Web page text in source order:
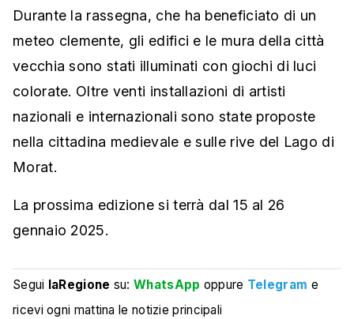
Durante la rassegna, che ha beneficiato di un
meteo clemente, gli edifici e le mura della città
vecchia sono stati illuminati con giochi di luci
colorate. Oltre venti installazioni di artisti
nazionali e internazionali sono state proposte
nella cittadina medievale e sulle rive del Lago di
Morat.
La prossima edizione si terrà dal 15 al 26
gennaio 2025.
Segui laRegione su:WhatsApp oppure Telegram e
ricevi ogni mattina le notizie principali